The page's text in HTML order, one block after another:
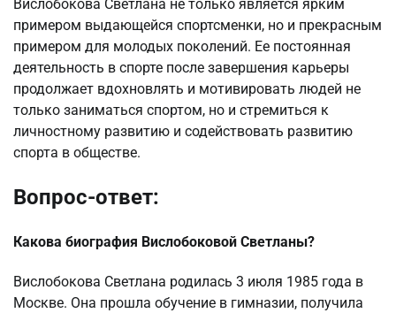
Вислобокова Светлана не только является ярким
примером выдающейся спортсменки, но и прекрасным
примером для молодых поколений. Ее постоянная
деятельность в спорте после завершения карьеры
продолжает вдохновлять и мотивировать людей не
только заниматься спортом, но и стремиться к
личностному развитию и содействовать развитию
спорта в обществе.
Вопрос-ответ:
Какова биография Вислобоковой Светланы?
Вислобокова Светлана родилась 3 июля 1985 года в
Москве. Она прошла обучение в гимназии, получила